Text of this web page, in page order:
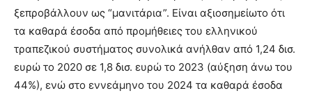
ξεπροβάλλουν ως “μανιτάρια”. Είναι αξιοσημείωτο ότι
τα καθαρά έσοδα από προμήθειες του ελληνικού
τραπεζικού συστήματος συνολικά ανήλθαν από 1,24 δισ.
ευρώ το 2020 σε 1,8 δισ. ευρώ το 2023 (αύξηση άνω του
44%), ενώ στο εννεάμηνο του 2024 τα καθαρά έσοδα